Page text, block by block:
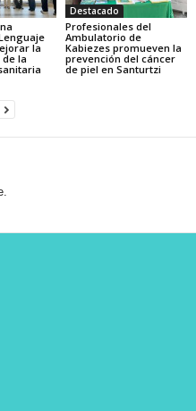
la
la
Destacado
Profesionales del
Ambulatorio de
Kabiezes promueven la
prevención del cáncer
de piel en Santurtzi